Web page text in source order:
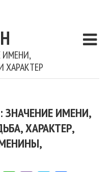
ИМЕНИ,
ХАРАКТЕР
ЗНАЧЕНИЕ ИМЕНИ,
ХАРАКТЕР,